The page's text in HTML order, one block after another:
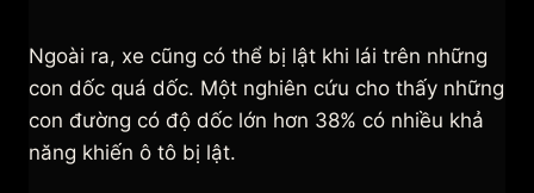
Ngoài ra, xe cũng có thể bị lật khi lái trên những
con dốc quá dốc. Một nghiên cứu cho thấy những
con đường có độ dốc lớn hơn 38% có nhiều khả
năng khiến ô tô bị lật.